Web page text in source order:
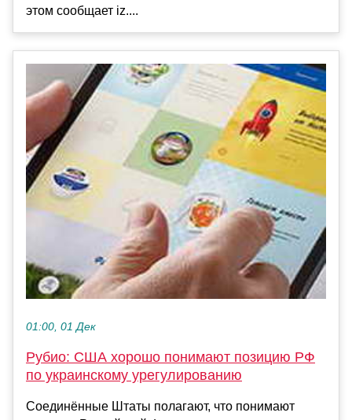
этом сообщает iz....
01:00, 01 Дек
Рубио: США хорошо понимают позицию РФ
по украинскому урегулированию
Соединённые Штаты полагают, что понимают